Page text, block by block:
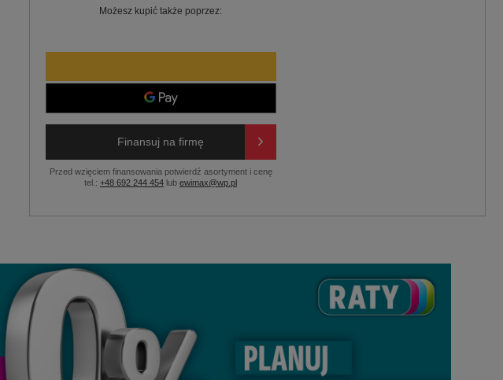
Możesz kupić także poprzez:
Finansuj na firmę
Przed wzięciem finansowania potwierdź asortyment i cenę
tel.:+48 692 244 454 lubewimax@wp.pl